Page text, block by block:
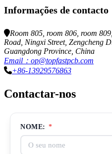
Informações de contacto
Room 805, room 806, room
Road, Ningxi Street, Zengcheng
Guangdong Province, China
Email：op@topfastpcb.com
+86-13929576863
Contactar-nos
NOME: *